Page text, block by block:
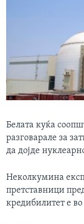
Белата куќа
разговарале за
да дојде
Неколкумина
претставници
кредибилитет е во